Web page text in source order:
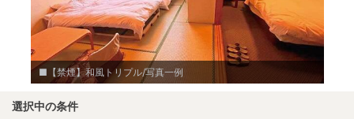
■【禁煙】和風トリプル/写真一例
選択中の条件